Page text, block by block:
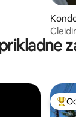
„Odabrali